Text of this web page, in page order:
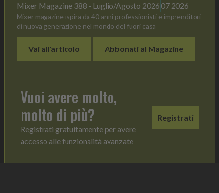
Mixer Magazine 388 - Luglio/Agosto 2026 07 2026
Mixer magazine ispira da 40 anni professionisti e imprenditori
di nuova generazione nel mondo del fuori casa
Vai all'articolo Abbonati al Magazine
Vuoi avere molto,
molto di più?
Registrati gratuitamente per avere
accesso alle funzionalità avanzate
Registrati